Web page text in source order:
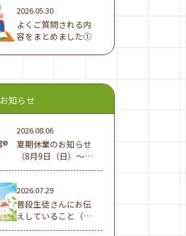
2026.05.30
よくご質問される内
容をまとめました①
お知らせ
2026.08.06
夏期休業のお知らせ
（8月9日（日）～16
日（日））
2026.07.29
普段生徒さんにお伝
えしていること（夏
休み編①）